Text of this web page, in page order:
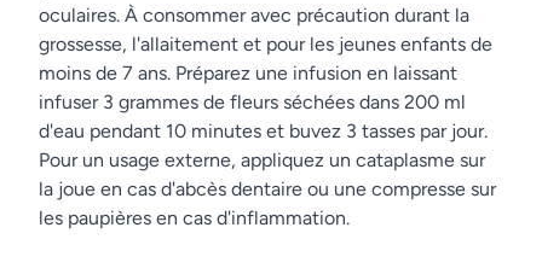
oculaires. À consommer avec précaution durant la
grossesse, l'allaitement et pour les jeunes enfants de
moins de 7 ans. Préparez une infusion en laissant
infuser 3 grammes de fleurs séchées dans 200 ml
d'eau pendant 10 minutes et buvez 3 tasses par jour.
Pour un usage externe, appliquez un cataplasme sur
la joue en cas d'abcès dentaire ou une compresse sur
les paupières en cas d'inflammation.